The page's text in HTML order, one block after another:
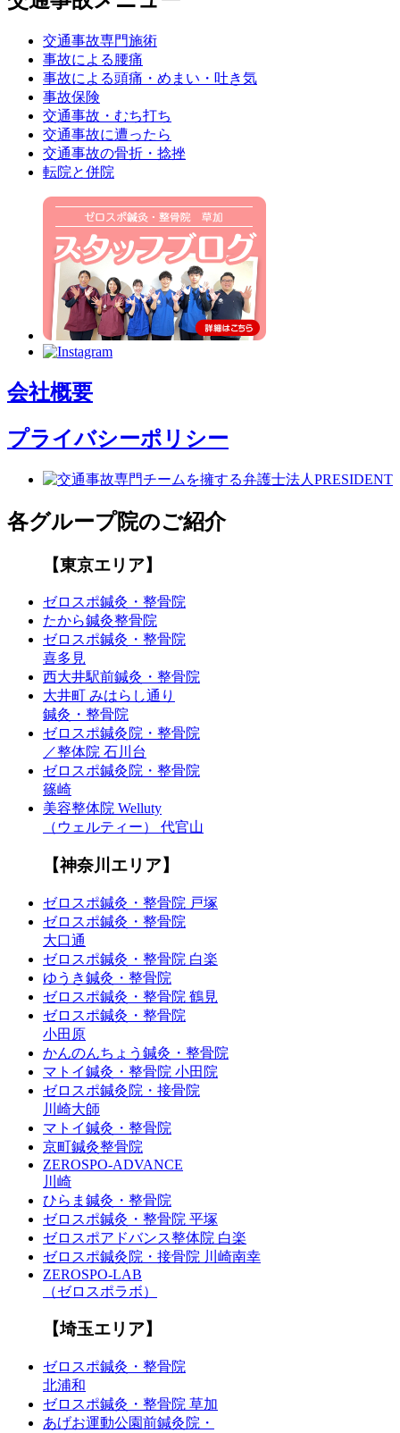
交通事故専門施術
事故による腰痛
事故による頭痛・めまい・吐き気
事故保険
交通事故・むち打ち
交通事故に遭ったら
交通事故の骨折・捻挫
転院と併院
会社概要
プライバシーポリシー
各グループ院のご紹介
【東京エリア】
ゼロスポ鍼灸・整骨院
たから鍼灸整骨院
ゼロスポ鍼灸・整骨院
喜多見
西大井駅前鍼灸・整骨院
大井町 みはらし通り
鍼灸・整骨院
ゼロスポ鍼灸院・整骨院
／整体院 石川台
ゼロスポ鍼灸院・整骨院
篠崎
美容整体院 Welluty
（ウェルティー） 代官山
【神奈川エリア】
ゼロスポ鍼灸・整骨院 戸塚
ゼロスポ鍼灸・整骨院
大口通
ゼロスポ鍼灸・整骨院 白楽
ゆうき鍼灸・整骨院
ゼロスポ鍼灸・整骨院 鶴見
ゼロスポ鍼灸・整骨院
小田原
かんのんちょう鍼灸・整骨院
マトイ鍼灸・整骨院 小田院
ゼロスポ鍼灸院・接骨院
川崎大師
マトイ鍼灸・整骨院
京町鍼灸整骨院
ZEROSPO-ADVANCE
川崎
ひらま鍼灸・整骨院
ゼロスポ鍼灸・整骨院 平塚
ゼロスポアドバンス整体院 白楽
ゼロスポ鍼灸院・接骨院 川崎南幸
ZEROSPO-LAB
（ゼロスポラボ）
【埼玉エリア】
ゼロスポ鍼灸・整骨院
北浦和
ゼロスポ鍼灸・整骨院 草加
あげお運動公園前鍼灸院・